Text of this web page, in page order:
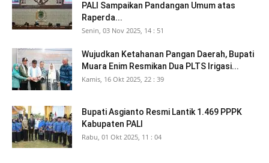
PALI Sampaikan Pandangan Umum atas
Raperda...
Senin, 03 Nov 2025, 14 : 51
Wujudkan Ketahanan Pangan Daerah, Bupati
Muara Enim Resmikan Dua PLTS Irigasi...
Kamis, 16 Okt 2025, 22 : 39
Bupati Asgianto Resmi Lantik 1.469 PPPK
Kabupaten PALI
Rabu, 01 Okt 2025, 11 : 04